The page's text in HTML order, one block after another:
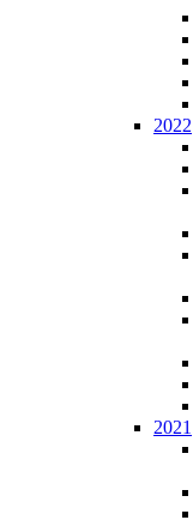
2022
2021